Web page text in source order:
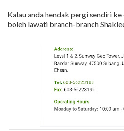
Kalau anda hendak pergi sendiri ke
boleh lawati branch-branch